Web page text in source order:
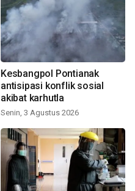
Kesbangpol Pontianak
antisipasi konflik sosial
akibat karhutla
Senin, 3 Agustus 2026